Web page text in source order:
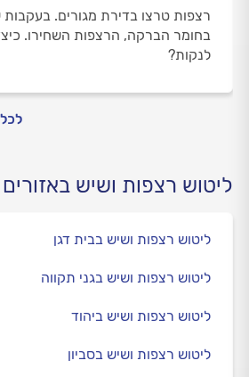
רצפות טרצו בדירת מגורים. בעקבות
בחומר הברקה, הרצפות השחירו.
לנקות?
ליטוש רצפות ושיש
ליטוש רצפות ושיש בבית דגן
ליטוש רצפות ושיש בגני תקווה
ליטוש רצפות ושיש ביהוד
ליטוש רצפות ושיש בסביון